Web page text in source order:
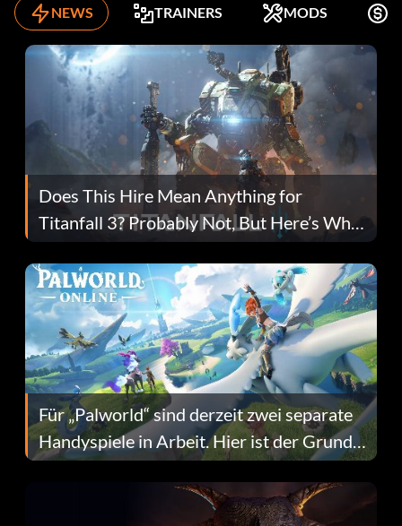
NEWS TRAINERS MODS
Does This Hire Mean Anything for
Titanfall 3? Probably Not, But Here’s Why
Fans Are Hopeful
Für „Palworld“ sind derzeit zwei separate
Handyspiele in Arbeit. Hier ist der Grund
dafür.